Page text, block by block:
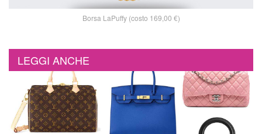
Borsa LaPuffy (costo 169,00 €)
LEGGI ANCHE